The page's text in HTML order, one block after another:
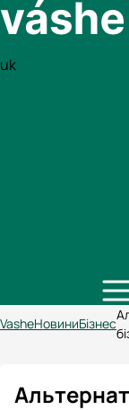
uk
VasheНовиниБізнес